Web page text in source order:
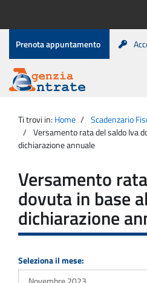
contenuto
Menu
di
servizio
Prenota appuntamento
Agenzia
Entrate
principale
Ti trovi in: Home Scadenzario
Versamento rata del saldo Iva
dichiarazione annuale
Versamento
dovuta in base
dichiarazione
Seleziona il mese: